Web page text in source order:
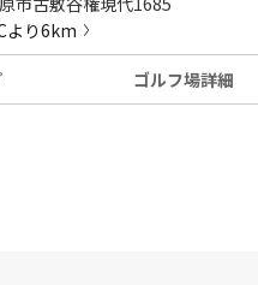
より6km
ゴルフ場詳細